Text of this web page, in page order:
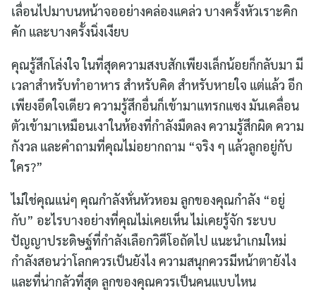
เลื่อนไปมาบนหน้าจออย่างคล่องแคล่ว บางครั้งหัวเราะคิก
คัก และบางครั้งนิ่งเงียบ
คุณรู้สึกโล่งใจ ในที่สุดความสงบสักเพียงเล็กน้อยก็กลับมา มี
เวลาสำหรับทำอาหาร สำหรับคิด สำหรับหายใจ แต่แล้ว อีก
เพียงอึดใจเดียว ความรู้สึกอื่นก็เข้ามาแทรกแซง มันเคลื่อน
ตัวเข้ามาเหมือนเงาในห้องที่กำลังมืดลง ความรู้สึกผิด ความ
กังวล และคำถามที่คุณไม่อยากถาม “จริง ๆ แล้วลูกอยู่กับ
ใคร?”
ไม่ใช่คุณแน่ๆ คุณกำลังหั่นหัวหอม ลูกของคุณกำลัง “อยู่
กับ” อะไรบางอย่างที่คุณไม่เคยเห็น ไม่เคยรู้จัก ระบบ
ปัญญาประดิษฐ์ที่กำลังเลือกวิดีโอถัดไป แนะนำเกมใหม่
กำลังสอนว่าโลกควรเป็นยังไง ความสนุกควรมีหน้าตายังไง
และที่น่ากลัวที่สุด ลูกของคุณควรเป็นคนแบบไหน